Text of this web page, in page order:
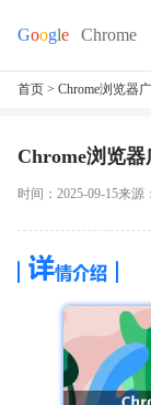
首页 > Chrome浏览器
Chrome浏览
时间：2025-09-15来源：